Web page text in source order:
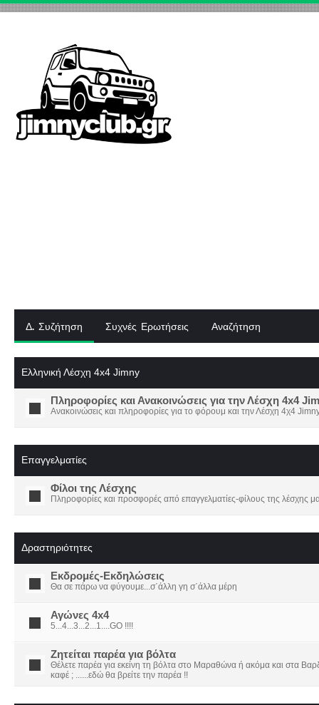
Δ. Συζήτηση Συχνές Ερωτήσεις Αναζήτηση
Ελληνική Λέσχη 4x4 Jimny
Πληροφορίες και Ανακοινώσεις για την Λέσχη 4x4
Ανακοινώσεις και πληροφορίες για το φόρουμ και την Λέσχη 4χ4
Επαγγελματίες
Φίλοι της Λέσχης
Πληροφορίες και προσφορές από επαγγελματίες-φίλους της λέσχης
Δραστηριότητες
Εκδρομές-Εκδηλώσεις
Θα σε πάρω να φύγουμε...σ΄άλλη γη σ΄άλλα μέρη
Αγώνες 4x4
5...4...3...2...1....GO !!!!
Ζητείται παρέα για βόλτα
Θέλετε παρέα για εκείνη τη βόλτα στο Μαραθώνα ή ακόμα και στα
καφέ ; ......εδώ θα βρείτε την παρέα !!